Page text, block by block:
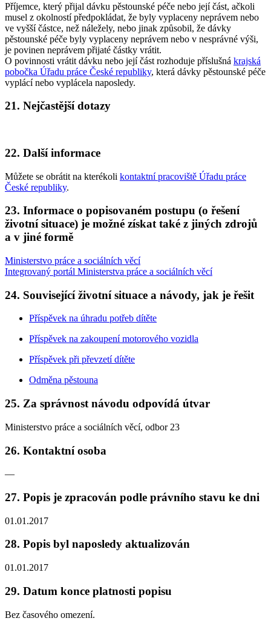
Příjemce, který přijal dávku pěstounské péče nebo její část, ačkoli
musel z okolností předpokládat, že byly vyplaceny neprávem nebo
ve vyšší částce, než náležely, nebo jinak způsobil, že dávky
pěstounské péče byly vyplaceny neprávem nebo v nesprávné výši,
je povinen neprávem přijaté částky vrátit.
O povinnosti vrátit dávku nebo její část rozhoduje příslušná krajská
pobočka Úřadu práce České republiky, která dávky pěstounské péče
vyplácí nebo vyplácela naposledy.
21. Nejčastější dotazy
22. Další informace
Můžete se obrátit na kterékoli kontaktní pracoviště Úřadu práce
České republiky.
23. Informace o popisovaném postupu (o řešení
životní situace) je možné získat také z jiných zdrojů
a v jiné formě
Ministerstvo práce a sociálních věcí
Integrovaný portál Ministerstva práce a sociálních věcí
24. Související životní situace a návody, jak je řešit
Příspěvek na úhradu potřeb dítěte
Příspěvek na zakoupení motorového vozidla
Příspěvek při převzetí dítěte
Odměna pěstouna
25. Za správnost návodu odpovídá útvar
Ministerstvo práce a sociálních věcí, odbor 23
26. Kontaktní osoba
—
27. Popis je zpracován podle právního stavu ke dni
01.01.2017
28. Popis byl naposledy aktualizován
01.01.2017
29. Datum konce platnosti popisu
Bez časového omezení.